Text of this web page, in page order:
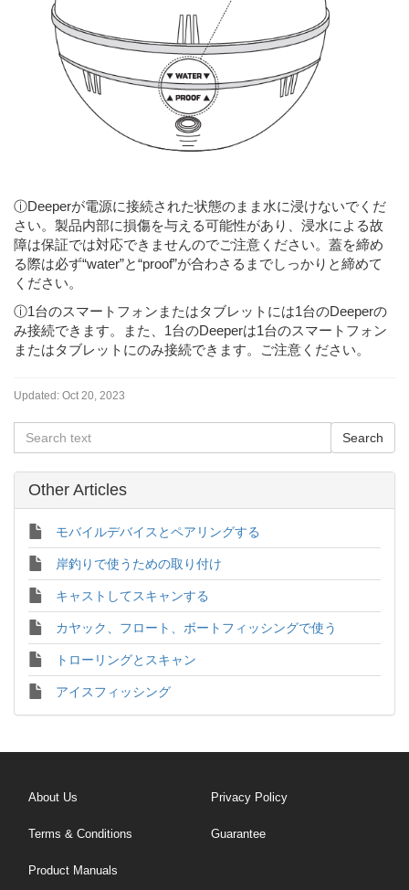
ⓘDeeperが電源に接続された状態のまま水に浸けないでくだ
さい。製品内部に損傷を与える可能性があり、浸水による故
障は保証では対応できませんのでご注意ください。蓋を締め
る際は必ず“water”と“proof”が合わさるまでしっかりと締めて
ください。
ⓘ1台のスマートフォンまたはタブレットには1台のDeeperの
み接続できます。また、1台のDeeperは1台のスマートフォン
またはタブレットにのみ接続できます。ご注意ください。
Updated: Oct 20, 2023
Other Articles
モバイルデバイスとペアリングする
岸釣りで使うための取り付け
キャストしてスキャンする
カヤック、フロート、ボートフィッシングで使う
トローリングとスキャン
アイスフィッシング
About Us Privacy Policy
Terms & Conditions Guarantee
Product Manuals